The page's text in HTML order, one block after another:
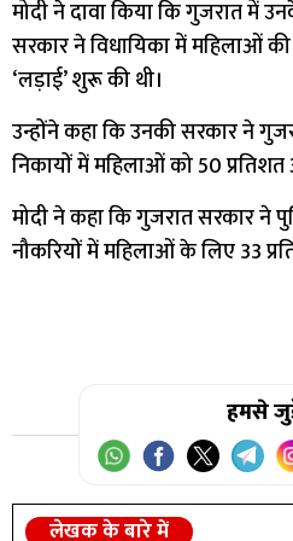
मोदी ने दावा किया कि गुजरात में
सरकार ने विधायिका में महिलाओं
‘लड़ाई’ शुरू की थी।
उन्होंने कहा कि उनकी सरकार ने
निकायों में महिलाओं को 50 प्रतिशत
मोदी ने कहा कि गुजरात सरकार ने
नौकरियों में महिलाओं के लिए 33
हमसे
लेखक के बारे में